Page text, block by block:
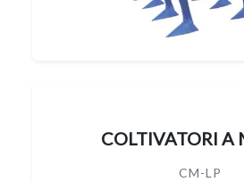
COLTIVATORI A
CM-LP